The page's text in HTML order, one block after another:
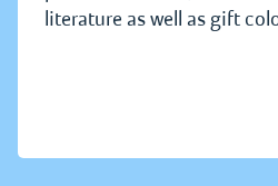
literature as well as gift